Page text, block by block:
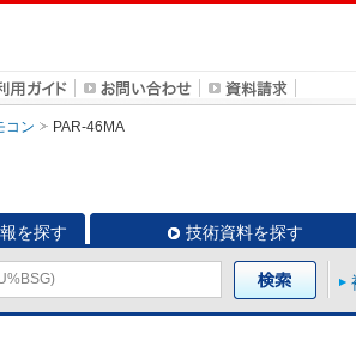
コン PAR-46MA
を探す 技術資料を探す